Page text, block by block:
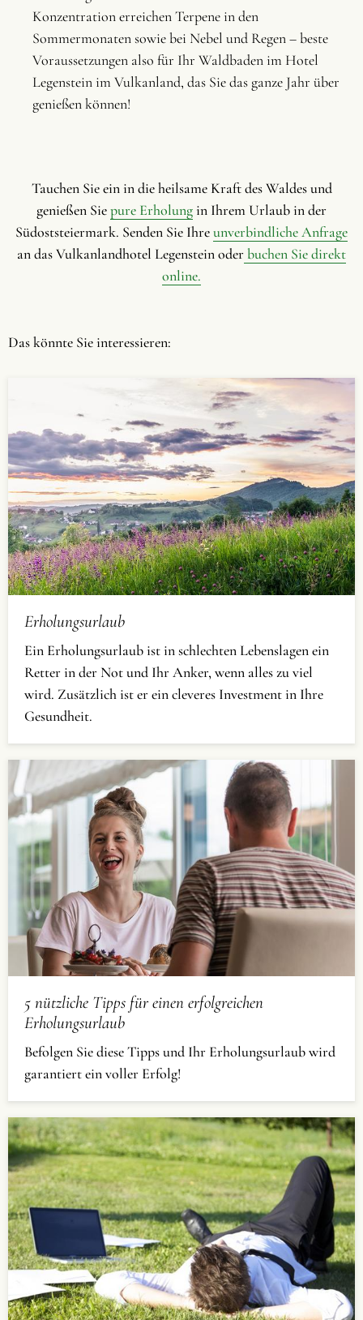
Konzentration erreichen Terpene in den
Sommermonaten sowie bei Nebel und Regen – beste
Voraussetzungen also für Ihr Waldbaden im Hotel
Legenstein im Vulkanland, das Sie das ganze Jahr über
genießen können!
Tauchen Sie ein in die heilsame Kraft des Waldes und
genießen Siepure Erholungin Ihrem Urlaub in der
Südoststeiermark. Senden Sie Ihreunverbindliche Anfrage
an das Vulkanlandhotel Legenstein oderbuchen Sie direkt
online.
Das könnte Sie interessieren:
Erholungsurlaub
Ein Erholungsurlaub ist in schlechten Lebenslagen ein
Retter in der Not und Ihr Anker, wenn alles zu viel
wird. Zusätzlich ist er ein cleveres Investment in Ihre
Gesundheit.
5 nützliche Tipps für einen erfolgreichen
Erholungsurlaub
Befolgen Sie diese Tipps und Ihr Erholungsurlaub wird
garantiert ein voller Erfolg!